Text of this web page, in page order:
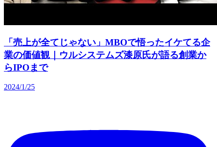
「売上が全てじゃない」MBOで悟ったイケてる企
業の価値観｜ウルシステムズ漆原氏が語る創業か
らIPOまで
2024/1/25